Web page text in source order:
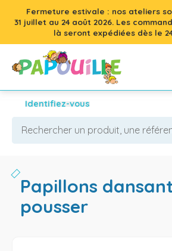
Fermeture estivale : nos ateliers
31 juillet au 24 août 2026. Les
là seront expédiées dès le
Identifiez-vous
papillons dansants à
pousser